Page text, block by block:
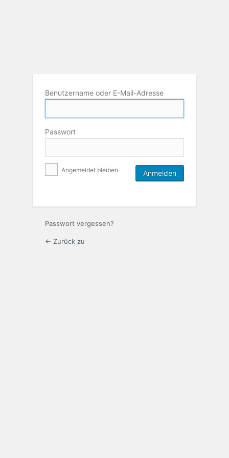
Benutzername oder E-Mail-Adresse
Passwort
Angemeldet bleiben
Passwort vergessen?
← Zurück zu